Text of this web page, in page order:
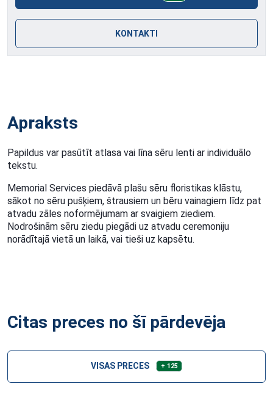
KONTAKTI
Apraksts
Papildus var pasūtīt atlasa vai līna sēru lenti ar individuālo
tekstu.
Memorial Services piedāvā plašu sēru floristikas klāstu,
sākot no sēru pušķiem, štrausiem un bēru vainagiem līdz pat
atvadu zāles noformējumam ar svaigiem ziediem.
Nodrošinām sēru ziedu piegādi uz atvadu ceremoniju
norādītajā vietā un laikā, vai tieši uz kapsētu.
Citas preces no šī pārdevēja
VISAS PRECES + 125